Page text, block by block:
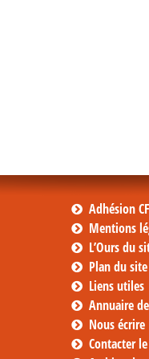
Adhésion
Mentions
L’Ours du
Plan du site
Liens utiles
Annuaire
Nous écrire
Contacter